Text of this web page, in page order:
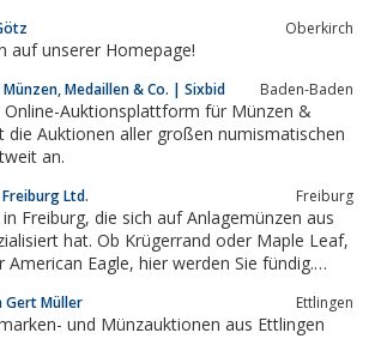
Oberkirch
auf unserer Homepage!
Medaillen & Co. | Sixbid Baden-Baden
Auktionsplattform für Münzen &
die Auktionen aller großen numismatischen
an.
Ltd. Freiburg
Anlagemünzen aus
hat. Ob Krügerrand oder Maple Leaf,
hier werden Sie fündig.
Gert Müller Ettlingen
und Münzauktionen aus Ettlingen